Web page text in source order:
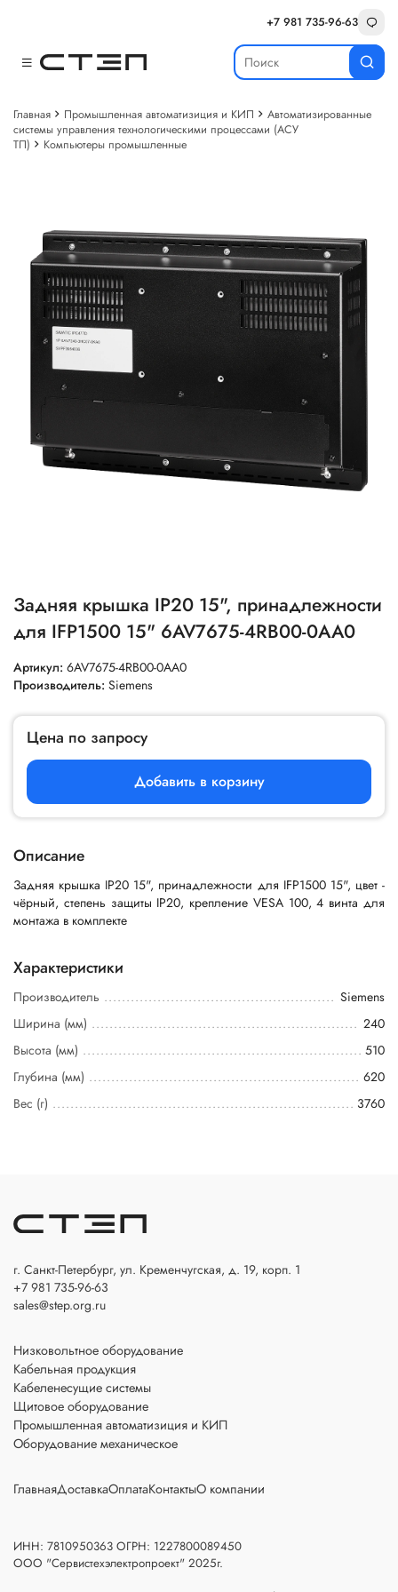
+7 981 735-96-63
Главная Промышленная автоматизиция и КИП
Автоматизированные
системы управления технологическими процессами (АСУ
ТП)
Компьютеры промышленные
Задняя крышка IP20 15", принадлежности
для IFP1500 15" 6AV7675-4RB00-0AA0
Артикул: 6AV7675-4RB00-0AA0
Производитель: Siemens
Цена по запросу
Добавить в корзину
Описание
Задняя крышка IP20 15", принадлежности для IFP1500 15", цвет -
чёрный, степень защиты IP20, крепление VESA 100, 4 винта для
монтажа в комплекте
Характеристики
Производитель
Siemens
Ширина (мм)
240
Высота (мм)
510
Глубина (мм)
620
Вес (г)
3760
г. Санкт-Петербург, ул. Кременчугская, д. 19, корп. 1
+7 981 735-96-63
sales@step.org.ru
ГлавнаяДоставкаОплатаКонтактыО компании
Низковольтное оборудование
Кабельная продукция
Кабеленесущие системы
Щитовое оборудование
Промышленная автоматизиция и КИП
Оборудование механическое
ИНН: 7810950363 ОГРН: 1227800089450
ООО "Сервистехэлектропроект" 2025г.